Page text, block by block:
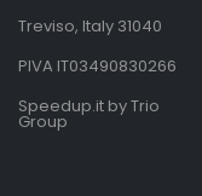
Treviso, Italy 31040
PIVA IT03490830266
Speedup.it by Trio
Group